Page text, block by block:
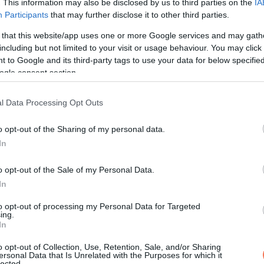
This information may also be disclosed by us to third parties on the
Participants that may further disclose it to other third parties.
that this website/app uses one or more Google services and may
but not limited to your visit or usage behaviour. You may
to Google and its third-party tags to use your data for below
consent section.
Data Processing Opt Outs
opt-out of the Sharing of my personal data.
opt-out of the Sale of my Personal Data.
opt-out of processing my Personal Data for Targeted
opt-out of Collection, Use, Retention, Sale, and/or Sharing
Data that Is Unrelated with the Purposes for which it
ők pedig himnuszokat és régi népdalokat énekeltek.
meg, hanem azok a hangok is, amelyeket a recsegő,
történeteket írt.
állt a bátyjához, Jackhez, akire felnézett, és akit a család is
műhelyben, ahol egy nagy asztali fűrésszel fából
inkább menjenek el horgászni, de Jack úgy döntött, bemegy
kórházba került, ahol napokig fájdalomcsillapítókat kapott.
mintha javulna az állapota. A család akkor még
bűntudatot és mély szomorúságot hordozott magában.
bátyjával a mennyben. Jack nemcsak testvér volt számára,
fiúra, aki komolyan vette a hitét, sokat olvasta a